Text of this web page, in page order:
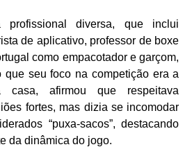
profissional diversa, que inclui
de aplicativo, professor de boxe
como empacotador e garçom,
que seu foco na competição era a
casa, afirmou que respeitava
fortes, mas dizia se incomodar
“puxa-sacos”, destacando
da dinâmica do jogo.